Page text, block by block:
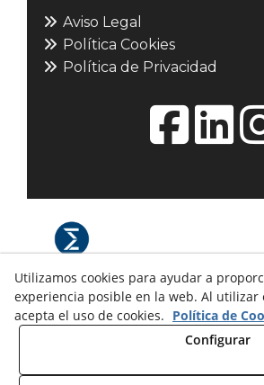
Aviso Legal
Política Cookies
Política de Privacidad
© 08/2026 L'ESFERA:
museografia. - Todos los
Utilizamos cookies para ayudar a
experiencia posible en la web. Al utilizar
acepta el uso de cookies. Política de
Configurar